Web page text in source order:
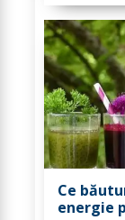
Ce
energie